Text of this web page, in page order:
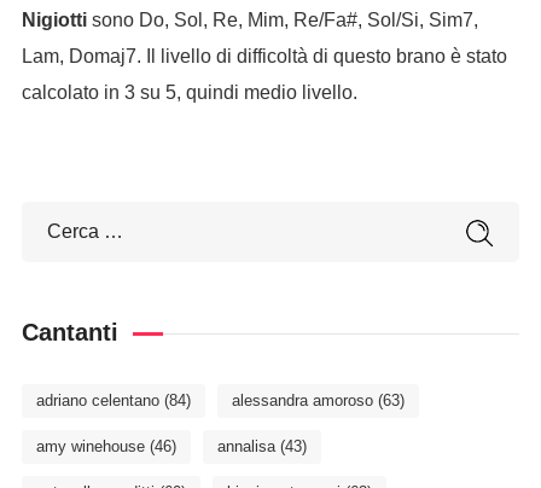
Nigiottisono Do, Sol, Re, Mim, Re/Fa#, Sol/Si, Sim7,
Lam, Domaj7. Il livello di difficoltà di questo brano è stato
calcolato in 3 su 5, quindi medio livello.
Cantanti
adriano celentano(84) alessandra amoroso(63)
amy winehouse(46) annalisa(43)